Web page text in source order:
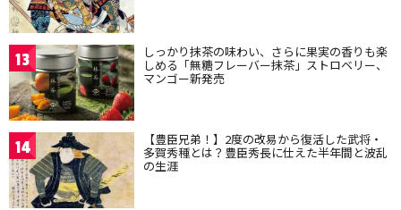
13 しっかり抹茶の味わい、さらに果実の香りも楽
しめる「無糖フレーバー抹茶」ストロベリー、
マンゴー新発売
14 【豊臣兄弟！】2度の改易から復活した武将・
多賀秀種とは？豊臣秀長に仕えた半年間と波乱
の生涯